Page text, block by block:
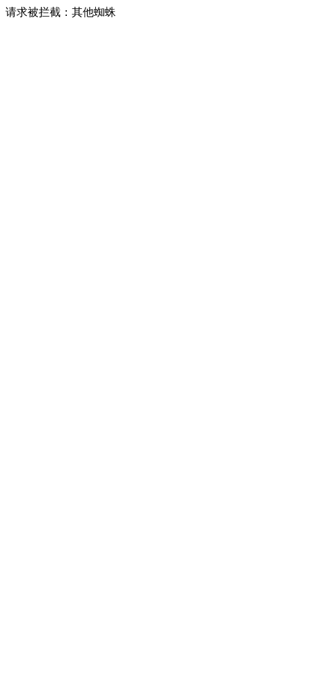
请求被拦截：其他蜘蛛